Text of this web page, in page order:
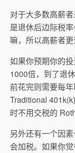
对于大多数高薪
是退休后边际税
嘛，所以高薪者更
如果你预期你的
1000倍，到了退
前花完则需要每
Traditional
时不用交税的
另外还有一个因
会加税。如果你